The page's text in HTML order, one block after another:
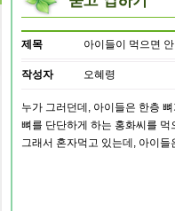
제목 아이들이 먹으면
작성자 오혜령
누가 그러던데, 아이들은 한층
뼈를 단단하게 하는 홍화씨를
그래서 혼자먹고 있는데, 아이